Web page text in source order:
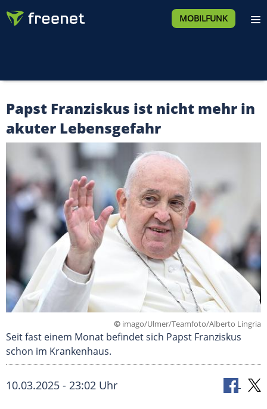
MOBILFUNK
Papst Franziskus ist nicht mehr in
akuter Lebensgefahr
© imago/Ulmer/Teamfoto/Alberto Lingria
Seit fast einem Monat befindet sich Papst Franziskus
schon im Krankenhaus.
10.03.2025 - 23:02 Uhr